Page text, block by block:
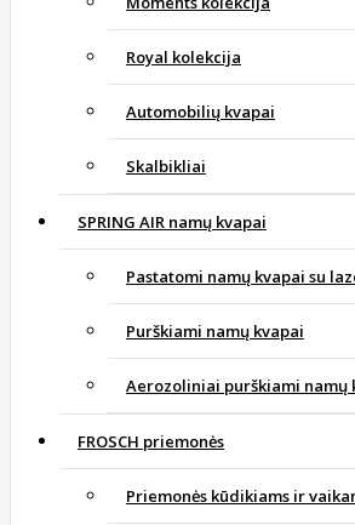
Royal kolekcija
Automobilių kvapai
Skalbikliai
SPRING AIR namų kvapai
Pastatomi namų kvapai su
Purškiami namų kvapai
Aerozoliniai purškiami namų
FROSCH priemonės
Priemonės kūdikiams ir